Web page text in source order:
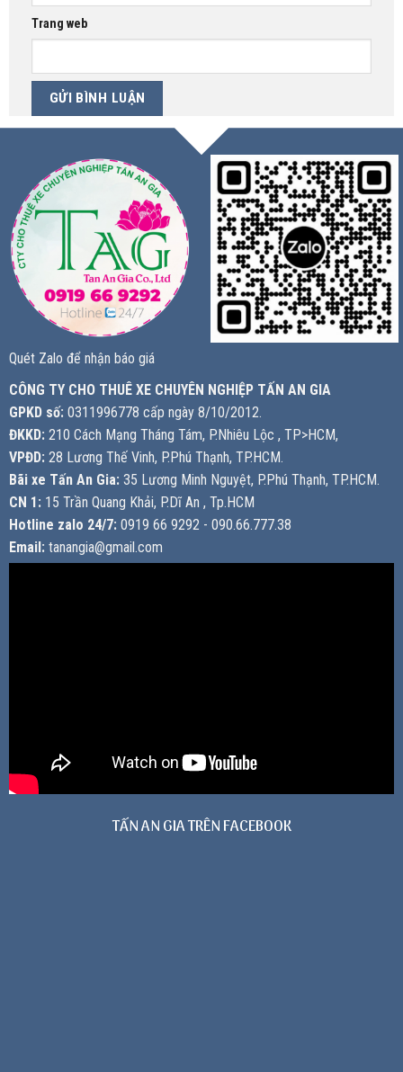
Trang web
Quét Zalo để nhận báo giá
CÔNG TY CHO THUÊ XE CHUYÊN NGHIỆP TẤN AN GIA
GPKD số: 0311996778 cấp ngày 8/10/2012.
ĐKKD: 210 Cách Mạng Tháng Tám, P.Nhiêu Lộc , TP>HCM,
VPĐD: 28 Lương Thế Vinh, P.Phú Thạnh, TP.HCM.
Bãi xe Tấn An Gia: 35 Lương Minh Nguyệt, P.Phú Thạnh, TP.HCM.
CN 1: 15 Trần Quang Khải, P.Dĩ An , Tp.HCM
Hotline zalo 24/7: 0919 66 9292 - 090.66.777.38
Email: tanangia@gmail.com
TẤN AN GIA TRÊN FACEBOOK